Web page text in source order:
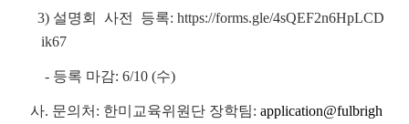
3) 설명회 사전 등록: https://forms.gle/4sQEF2n6HpLCD
ik67
- 등록 마감: 6/10 (수)
사. 문의처: 한미교육위원단 장학팀: application@fulbrigh